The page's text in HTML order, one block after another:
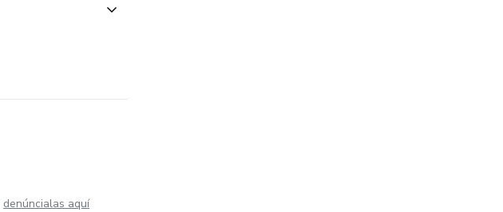
denúncialas aquí